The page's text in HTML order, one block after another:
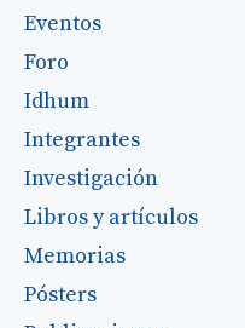
Eventos
Foro
Idhum
Integrantes
Investigación
Libros y artículos
Memorias
Pósters